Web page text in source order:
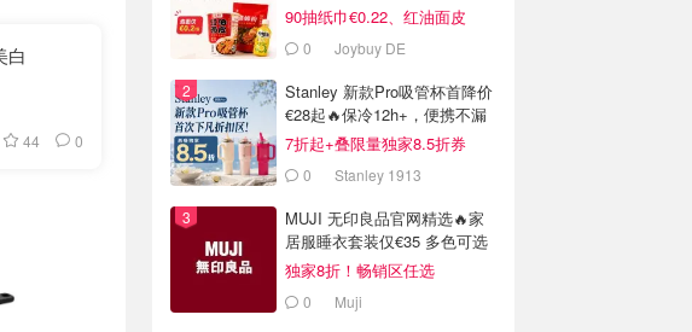
白
44 0
90抽纸巾€0.22、红油面皮
€0.99
0 Joybuy DE
Stanley 新款Pro吸管杯首降价
€28起🔥保冷12h+，便携不漏
水
7折起+叠限量独家8.5折券
0 Stanley 1913
MUJI 无印良品官网精选🔥家
居服睡衣套装仅€35 多色可选
独家8折！畅销区任选
0 Muji